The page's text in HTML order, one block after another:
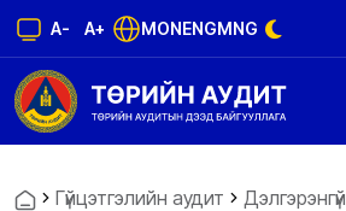
A- A+ MONENGMNG
Гүйцэтгэлийн аудит Дэлгэрэнгүй